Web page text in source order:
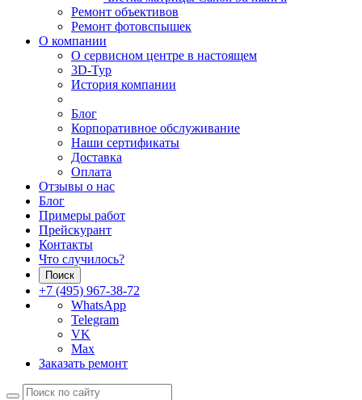
Ремонт объективов
Ремонт фотовспышек
О компании
О сервисном центре в настоящем
3D-Тур
История компании
Блог
Корпоративное обслуживание
Наши сертификаты
Доставка
Оплата
Отзывы о нас
Блог
Примеры работ
Прейскурант
Контакты
Что случилось?
Поиск
+7 (495) 967-38-72
WhatsApp
Telegram
VK
Max
Заказать ремонт